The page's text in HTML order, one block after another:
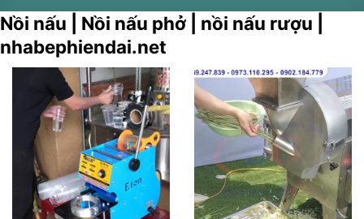
Nồi nấu | Nồi nấu phở | nồi nấu rượu |
nhabephiendai.net